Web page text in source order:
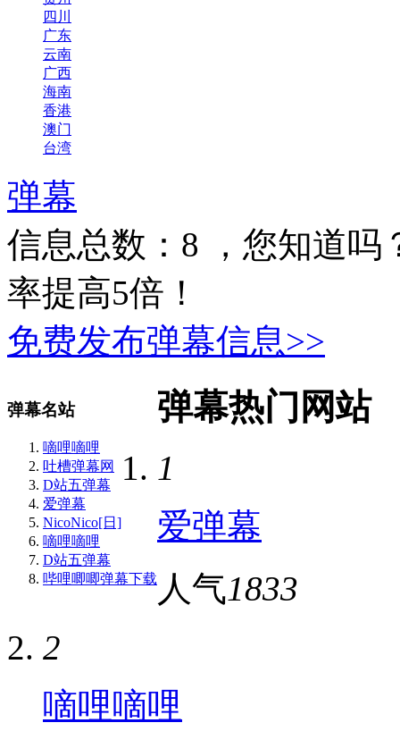
四川
广东
云南
广西
海南
香港
澳门
台湾
弹幕
信息总数： 8 ，您知道
率提高5倍！
免费发布弹幕信息>>
弹幕名站
嘀哩嘀哩
吐槽弹幕网
D站五弹幕
爱弹幕
NicoNico[日]
嘀哩嘀哩
D站五弹幕
哔哩唧唧弹幕下载
弹幕热门网站
1
爱弹幕
人气1833
2
嘀哩嘀哩